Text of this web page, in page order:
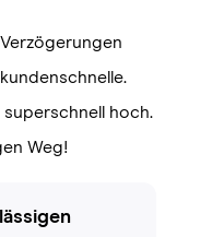
superschnell hoch.
Weg!